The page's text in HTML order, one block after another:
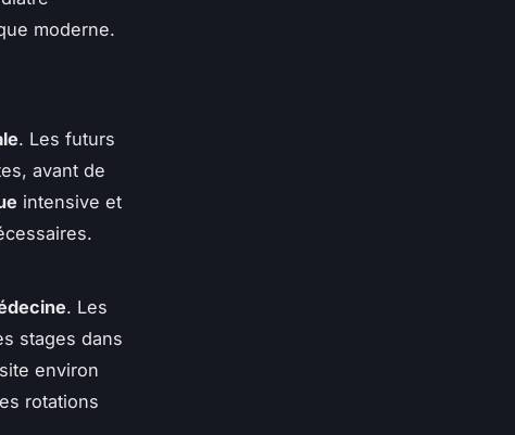
moderne.
. Les futurs
avant de
intensive et
. Les
stages dans
environ
rotations